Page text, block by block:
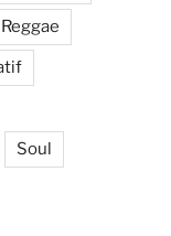
Reggae
Soul